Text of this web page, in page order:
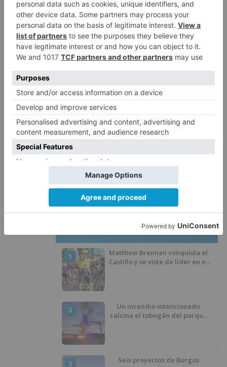
Por eso, hay que tener muy presentes las
recomendaciones de la DGT,si se va a beber no
se debe conducir
pedir que alguien vaya a buscarle o hacer turnos
con amigos y familiares y que cada día el que
conduzca no beba.
si se va a beber no se debe conducir
beber dar positivo
alcoholemia
LO + VISTO
1
Matthew Brennan conquista el
Castillo y se viste de líder en el
2
Un incendio intencionado
calcina el tobogán del parque
3
Seis proyectos de Burgos